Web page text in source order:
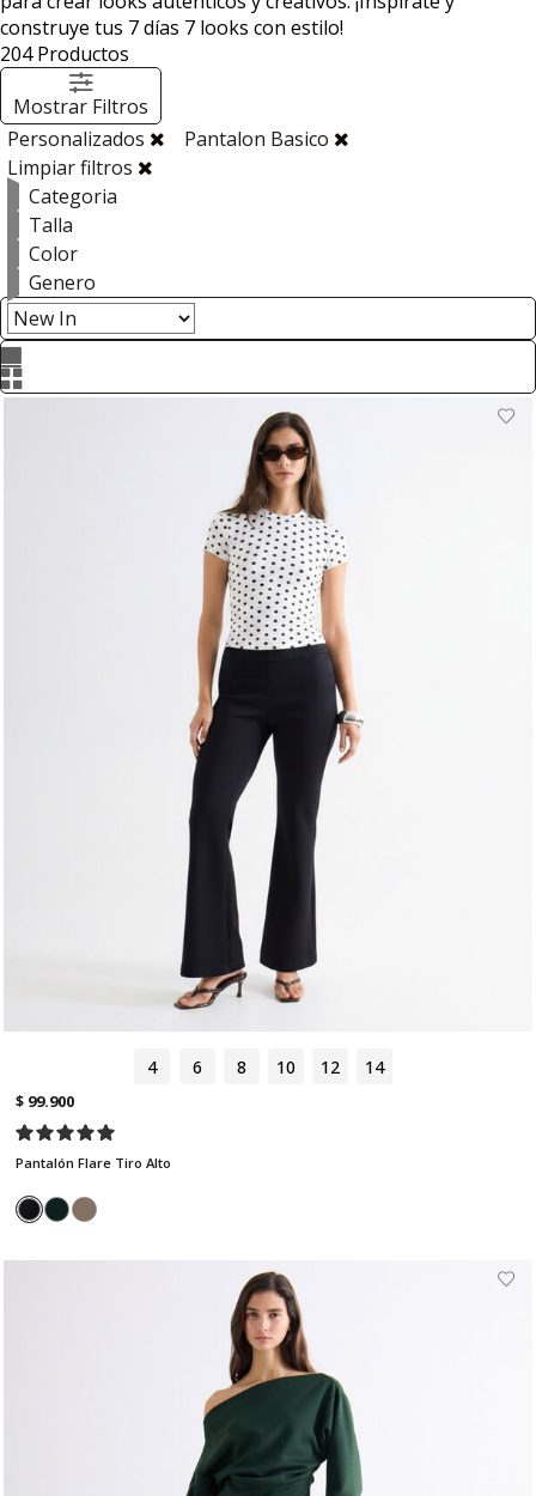
construye tus 7 días 7 looks con estilo!
204Productos
Mostrar Filtros
Personalizados
Pantalon Basico
Limpiar filtros
Categoria
Talla
Color
Genero
4 6 8 10 12 14
$ 99.900
Pantalón Flare Tiro Alto